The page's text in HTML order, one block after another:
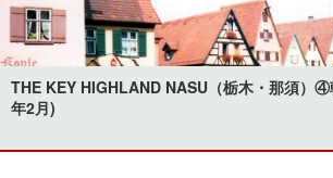
THE KEY HIGHLAND NASU（栃木・那須）
年2月)